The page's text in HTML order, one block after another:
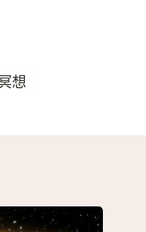
想